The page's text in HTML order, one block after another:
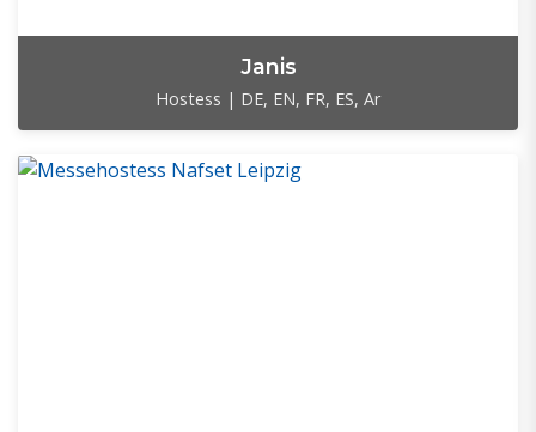
Janis
Hostess | DE, EN, FR, ES, Ar